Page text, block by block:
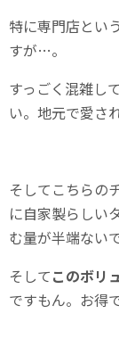
特に専門店とい
すが…。
すっごく混雑し
い。地元で愛さ
そしてこちらの
に自家製らしい
む量が半端ない
そしてこのボリ
ですもん。お得